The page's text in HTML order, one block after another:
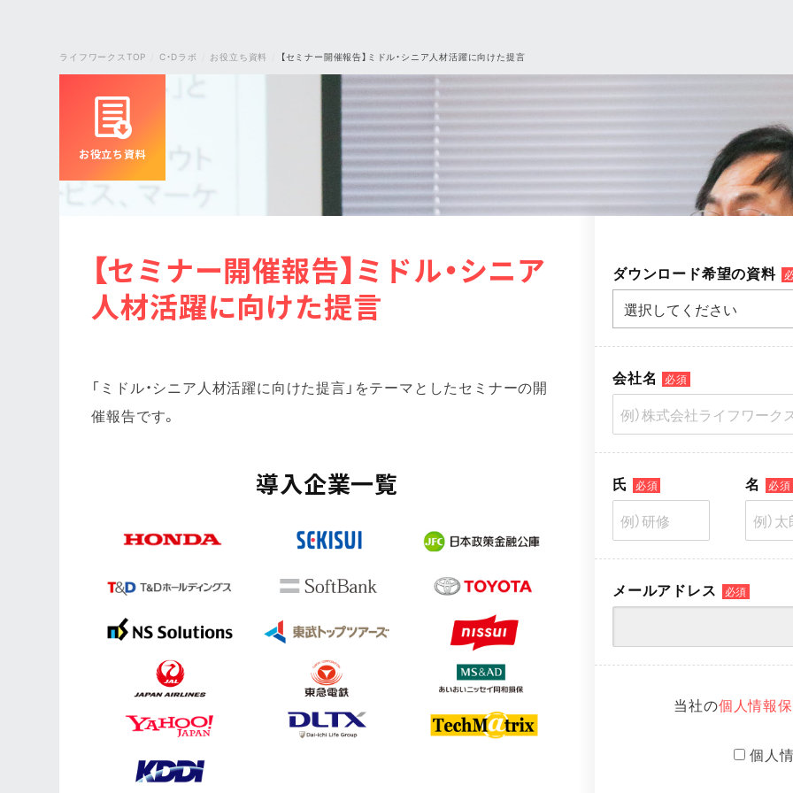
ライフワークスTOP C・Dラボ お役立ち資料 【セミナー開催報告】ミドル・シニア人材活躍に向けた提言
お役立ち資料
【セミナー開催報告】ミドル・シニア
人材活躍に向けた提言
「ミドル・シニア人材活躍に向けた提言」をテーマとしたセミナーの開
催報告です。
導入企業一覧
ダウンロード希望の資料
会社名 必須
氏 必須 名 必須
メールアドレス 必須
当社の個人情報
個人